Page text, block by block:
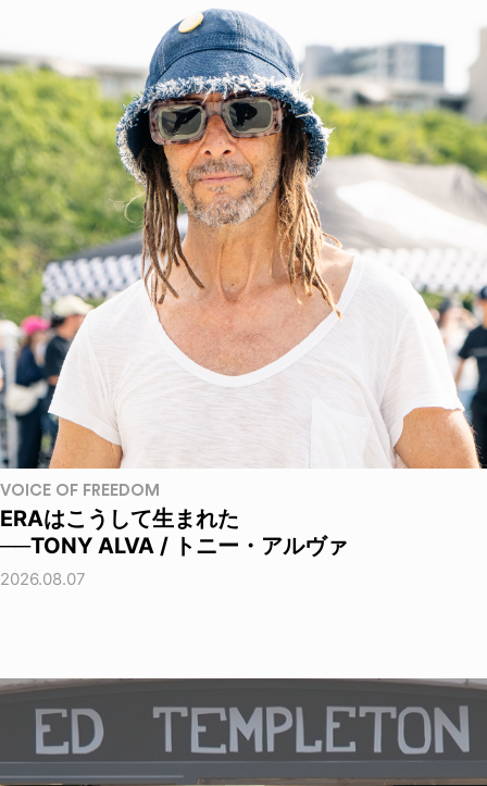
VOICE OF FREEDOM
ERAはこうして生まれた
──TONY ALVA / トニー・アルヴァ
2026.08.07